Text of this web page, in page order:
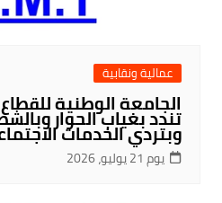
عمالية ونقابية
الجامعة الوطنية
تندد بغياب الحوار
وبتردي الخدمات
يوم 21 يوليو، 2026